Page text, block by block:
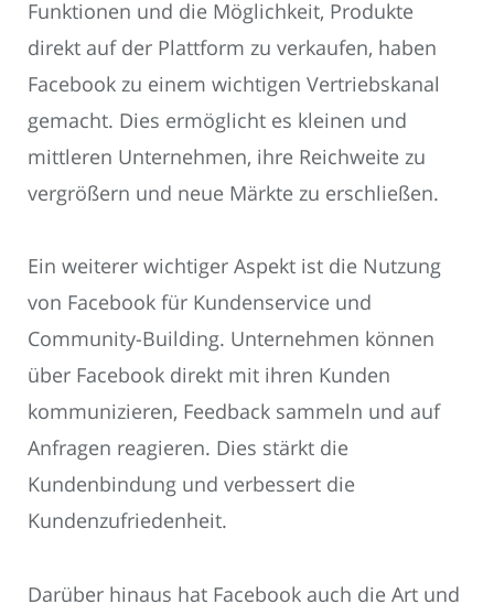
Funktionen und die Möglichkeit, Produkte
direkt auf der Plattform zu verkaufen, haben
Facebook zu einem wichtigen Vertriebskanal
gemacht. Dies ermöglicht es kleinen und
mittleren Unternehmen, ihre Reichweite zu
vergrößern und neue Märkte zu erschließen.
Ein weiterer wichtiger Aspekt ist die Nutzung
von Facebook für Kundenservice und
Community-Building. Unternehmen können
über Facebook direkt mit ihren Kunden
kommunizieren, Feedback sammeln und auf
Anfragen reagieren. Dies stärkt die
Kundenbindung und verbessert die
Kundenzufriedenheit.
Darüber hinaus hat Facebook auch die Art und